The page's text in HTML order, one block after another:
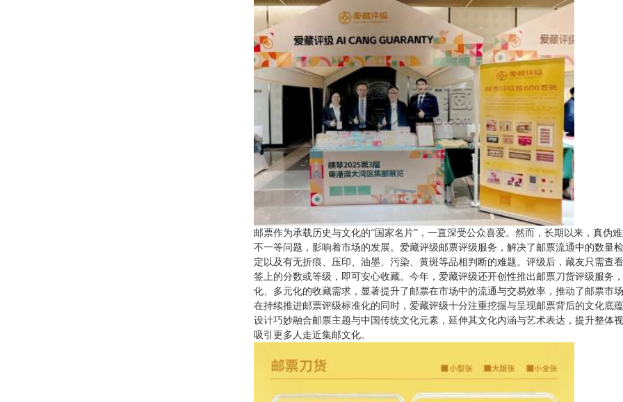
邮票作为承载历史与文化的“国家名片”，一直深受公众喜爱。然而，长期以来，真伪
不一等问题，影响着市场的发展。爱藏评级邮票评级服务，解决了邮票流通中的数量
定以及有无折痕、压印、油墨、污染、黄斑等品相判断的难题。评级后，藏友只需查
签上的分数或等级，即可安心收藏。今年，爱藏评级还开创性推出邮票刀货评级服务
化、多元化的收藏需求，显著提升了邮票在市场中的流通与交易效率，推动了邮票市场
在持续推进邮票评级标准化的同时，爱藏评级十分注重挖掘与呈现邮票背后的文化底
设计巧妙融合邮票主题与中国传统文化元素，延伸其文化内涵与艺术表达，提升整体视
吸引更多人走近集邮文化。